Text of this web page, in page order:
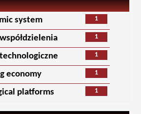
1
system
1
1
1
economy
1
platforms